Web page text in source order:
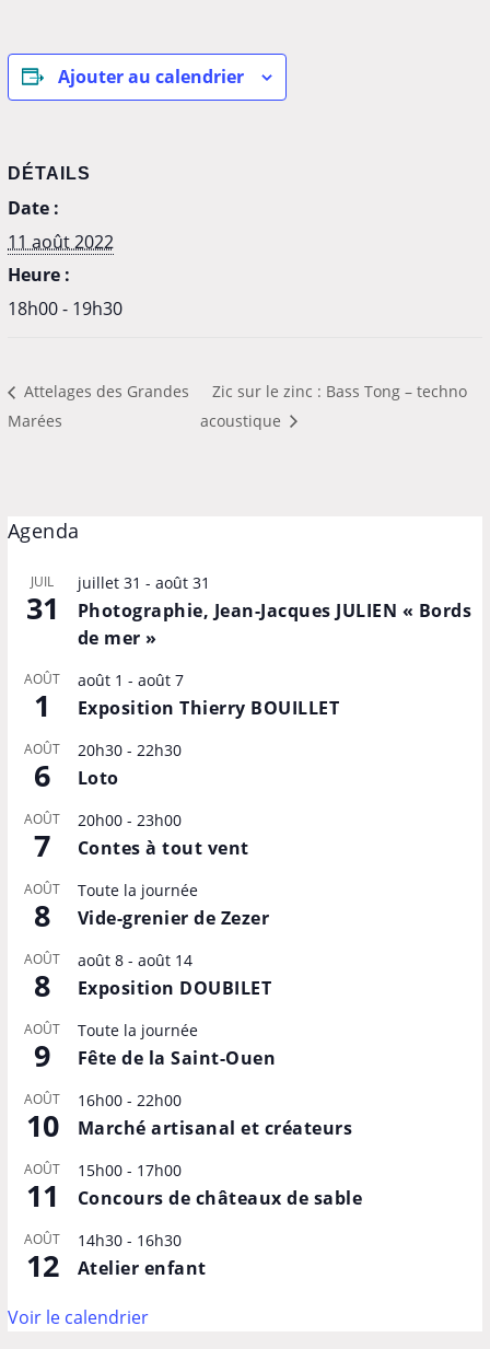
Ajouter au calendrier
DÉTAILS
Date :
11 août 2022
Heure :
18h00 - 19h30
Attelages des Grandes
Marées
Zic sur le zinc : Bass Tong – techno
acoustique
Agenda
JUIL
31
juillet 31 - août 31
Photographie, Jean-Jacques JULIEN « Bords
de mer »
AOÛT
1
août 1 - août 7
Exposition Thierry BOUILLET
AOÛT
6
20h30- 22h30
Loto
AOÛT
7
20h00- 23h00
Contes à tout vent
AOÛT
8
Toute la journée
Vide-grenier de Zezer
AOÛT
8
août 8- août 14
Exposition DOUBILET
AOÛT
9
Toute la journée
Fête de la Saint-Ouen
AOÛT
10
16h00- 22h00
Marché artisanal et créateurs
AOÛT
11
15h00- 17h00
Concours de châteaux de sable
AOÛT
12
14h30- 16h30
Atelier enfant
Voir le calendrier